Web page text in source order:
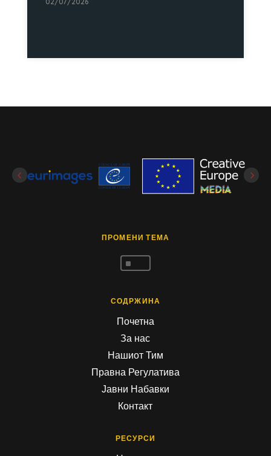
ПРОМЕНИ ТЕМА
^
СОДРЖИНА
Почетна
За нас
Нашиот Тим
Правна Регулатива
Јавни Набавки
Контакт
РЕСУРСИ